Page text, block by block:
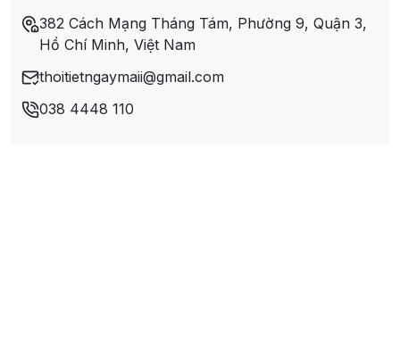
382 Cách Mạng Tháng Tám, Phường 9, Quận 3,
Hồ Chí Minh, Việt Nam
thoitietngaymaii@gmail.com
038 4448 110